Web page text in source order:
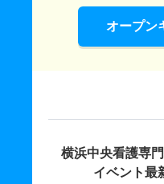
オープン
横浜中央看護専
イベント最